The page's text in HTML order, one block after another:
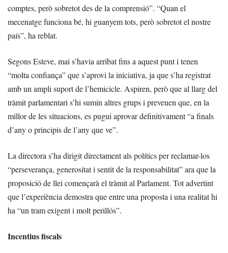
comptes, però sobretot des de la comprensió”. “Quan el
mecenatge funciona bé, hi guanyem tots, però sobretot el nostre
país”, ha reblat.
Segons Esteve, mai s’havia arribat fins a aquest punt i tenen
“molta confiança” que s’aprovi la iniciativa, ja que s’ha registrat
amb un ampli suport de l’hemicicle. Aspiren, però que al llarg del
tràmit parlamentari s’hi sumin altres grups i preveuen que, en la
millor de les situacions, es pugui aprovar definitivament “a finals
d’any o principis de l’any que ve”.
La directora s’ha dirigit directament als polítics per reclamar-los
“perseverança, generositat i sentit de la responsabilitat” ara que la
proposició de llei començarà el tràmit al Parlament. Tot advertint
que l’experiència demostra que entre una proposta i una realitat hi
ha “un tram exigent i molt perillós”.
Incentius fiscals